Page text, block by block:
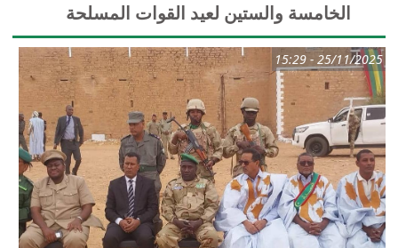
الخامسة والستين لعيد القوات المسلحة
25/11/2025 - 15:29